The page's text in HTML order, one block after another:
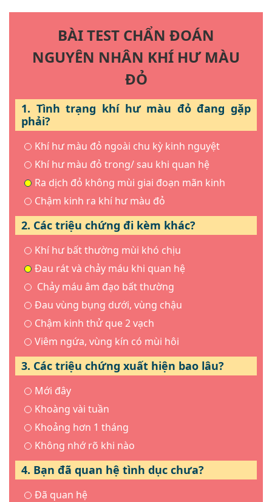
BÀI TEST CHẨN ĐOÁN
NGUYÊN NHÂN KHÍ HƯ MÀU
ĐỎ
1. Tình trạng khí hư màu đỏ đang gặp
phải?
Khí hư màu đỏ ngoài chu kỳ kinh nguyệt
Khí hư màu đỏ trong/ sau khi quan hệ
Ra dịch đỏ không mùi giai đoạn mãn kinh
Chậm kinh ra khí hư màu đỏ
2. Các triệu chứng đi kèm khác?
Khí hư bất thường mùi khó chịu
Đau rát và chảy máu khi quan hệ
Chảy máu âm đạo bất thường
Đau vùng bụng dưới, vùng chậu
Chậm kinh thử que 2 vạch
Viêm ngứa, vùng kín có mùi hôi
3. Các triệu chứng xuất hiện bao lâu?
Mới đây
Khoàng vài tuần
Khoảng hơn 1 tháng
Không nhớ rõ khi nào
4. Bạn đã quan hệ tình dục chưa?
Đã quan hệ